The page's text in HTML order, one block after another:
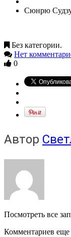
Сюнрю
Без категории.
Нет
0
Автор
Посмотреть все
Комментариев еще